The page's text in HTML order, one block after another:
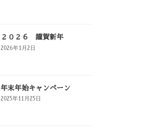
２０２６ 謹賀新年
2026年1月2日
年末年始キャンペーン
2025年11月25日